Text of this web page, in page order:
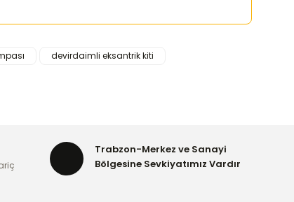
iletebilirsiniz.
devirdaimli eksantrik kiti
Trabzon-Merkez ve Sanayi
Bölgesine Sevkiyatımız Vardır